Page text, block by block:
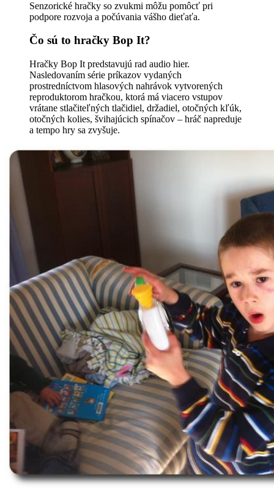
Senzorické hračky so zvukmi môžu pomôcť pri
podpore rozvoja a počúvania vášho dieťaťa.
Čo sú to hračky Bop It?
Hračky Bop It predstavujú rad audio hier.
Nasledovaním série príkazov vydaných
prostredníctvom hlasových nahrávok vytvorených
reproduktorom hračkou, ktorá má viacero vstupov
vrátane stlačiteľných tlačidiel, držadiel, otočných kľúk,
otočných kolies, švihajúcich spínačov – hráč napreduje
a tempo hry sa zvyšuje.